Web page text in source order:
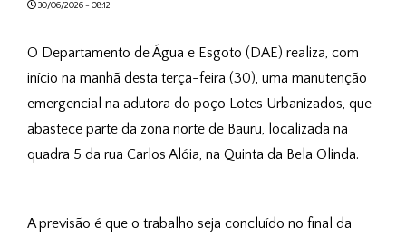
30/06/2026 - 08:12
O Departamento de Água e Esgoto (DAE) realiza, com
início na manhã desta terça-feira (30), uma manutenção
emergencial na adutora do poço Lotes Urbanizados, que
abastece parte da zona norte de Bauru, localizada na
quadra 5 da rua Carlos Alóia, na Quinta da Bela Olinda.
A previsão é que o trabalho seja concluído no final da